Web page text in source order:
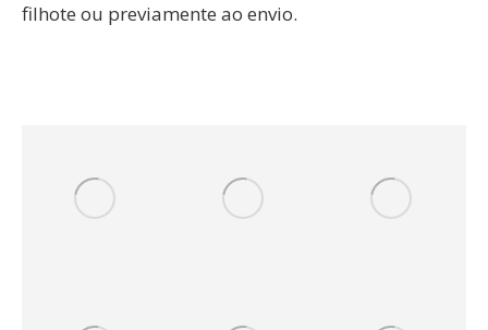
filhote ou previamente ao envio.